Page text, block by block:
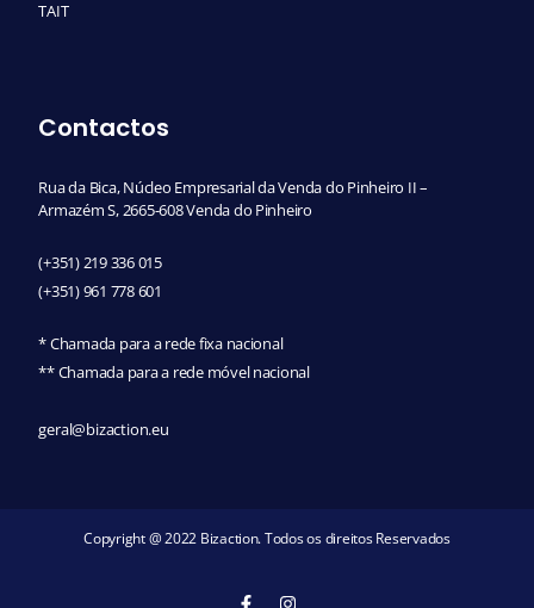
TAIT
Contactos
Rua da Bica, Núcleo Empresarial da Venda do Pinheiro II –
Armazém S, 2665-608 Venda do Pinheiro
(+351) 219 336 015
(+351) 961 778 601
* Chamada para a rede fixa nacional
** Chamada para a rede móvel nacional
geral@bizaction.eu
Copyright @ 2022 Bizaction. Todos os direitos Reservados